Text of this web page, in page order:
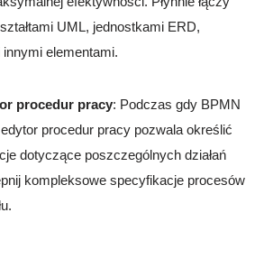
UML, jednostkami ERD,
elementami.
procedur pracy: Podczas gdy BPMN
procedur pracy pozwala określić
dotyczące poszczególnych działań
kompleksowe specyfikacje procesów